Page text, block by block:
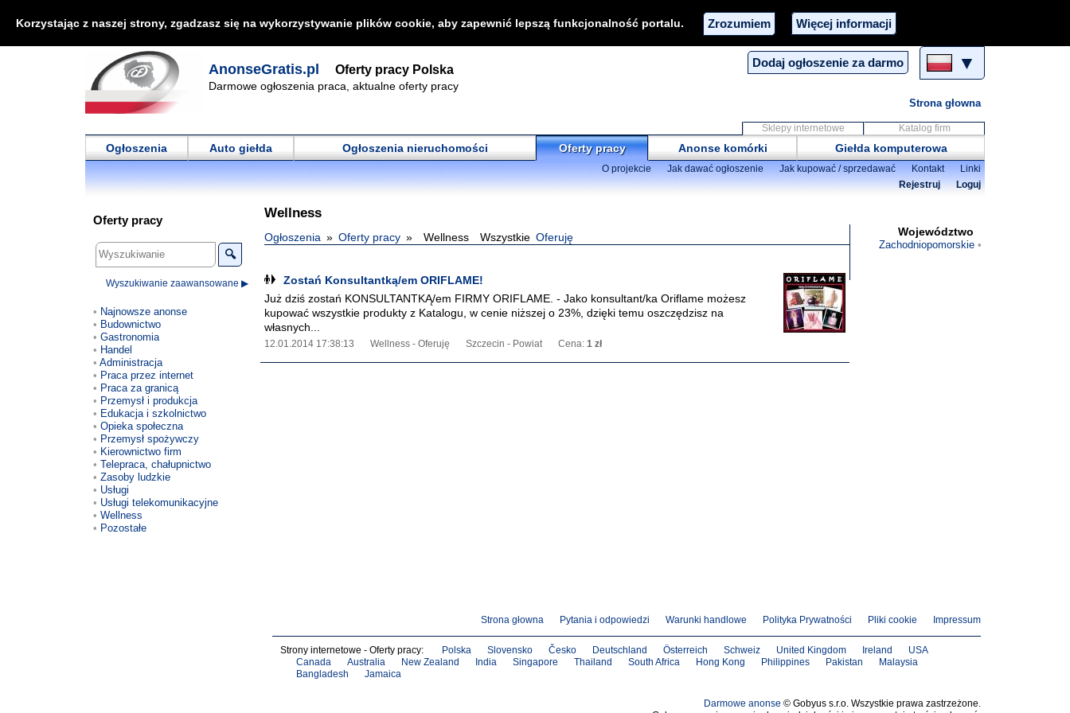
Korzystając z naszej strony, zgadzasz się na wykorzystywanie plików cookie, aby zapewnić lepszą funkcjonalność portalu. Zrozumiem Więcej informacji
Dodaj ogłoszenie za darmo ▼
AnonseGratis.pl Oferty pracy Polska
Darmowe ogłoszenia praca, aktualne oferty pracy
Strona głowna
Sklepy internetowe Katalog firm
Ogłoszenia Auto giełda Ogłoszenia nieruchomości Oferty pracy Anonse komórki Giełda komputerowa
O projekcie Jak dawać ogłoszenie Jak kupować / sprzedawać Kontakt
Linki
Rejestruj
Loguj
Wellness
Ogłoszenia Oferty pracy Wellness Wszystkie Oferuję
Zostań Konsultantką/em ORIFLAME!
Już dziś zostań KONSULTANTKĄ/em FIRMY ORIFLAME. - Jako konsultant/ka Oriflame możesz
kupować wszystkie produkty z Katalogu, w cenie niższej o 23%, dzięki temu oszczędzisz na
własnych...
12.01.2014 17:38:13 Wellness - Oferuję Szczecin - Powiat Cena: 1 zł
Województwo
Zachodniopomorskie
Oferty pracy
🔍
Wyszukiwanie zaawansowane ▶
Najnowsze anonse
Budownictwo
Gastronomia
Handel
Administracja
Praca przez internet
Praca za granicą
Przemysł i produkcja
Edukacja i szkolnictwo
Opieka społeczna
Przemysł spożywczy
Kierownictwo firm
Telepraca, chałupnictwo
Zasoby ludzkie
Usługi
Usługi telekomunikacyjne
Wellness
Pozostałe
Strona głowna Pytania i odpowiedzi Warunki handlowe Polityka Prywatności Pliki cookie Impressum
Strony internetowe - Oferty pracy: Polska Slovensko Česko Deutschland Österreich Schweiz United Kingdom Ireland
USA
Canada
Australia New Zealand India Singapore Thailand South Africa Hong Kong Philippines Pakistan
Malaysia
Bangladesh
Jamaica
Darmowe anonse © Gobyus s.r.o. Wszystkie prawa zastrzeżone.